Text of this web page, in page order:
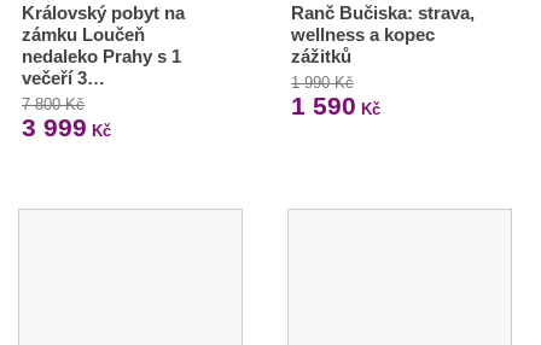
Královský pobyt na
zámku Loučeň
nedaleko Prahy s 1
večeří 3…
7 800 Kč
3 999 Kč
Ranč Bučiska: strava,
wellness a kopec
zážitků
1 990 Kč
1 590 Kč